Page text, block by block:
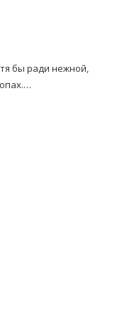
бы ради нежной,